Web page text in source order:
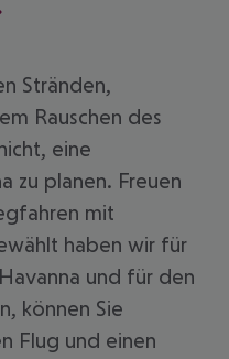
Stränden,
Rauschen des
eine
zu planen. Freuen
mit
haben wir für
und für den
können Sie
Flug und einen